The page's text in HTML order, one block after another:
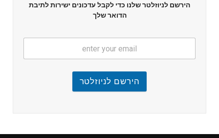
הירשם לניוזלטר שלנו כדי לקבל עדכונים ישירות לתיבת
הדואר שלך
הירשם לניוזלטר